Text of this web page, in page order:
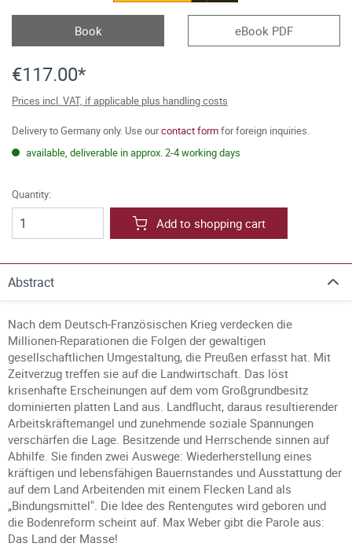
Book eBook PDF
€117.00*
Prices incl. VAT, if applicable plus handling costs
Delivery to Germany only. Use ourcontact formfor foreign inquiries.
available, deliverable in approx. 2-4 working days
Quantity:
Add to shopping cart
Abstract
Nach dem Deutsch-Französischen Krieg verdecken die
Millionen-Reparationen die Folgen der gewaltigen
gesellschaftlichen Umgestaltung, die Preußen erfasst hat. Mit
Zeitverzug treffen sie auf die Landwirtschaft. Das löst
krisenhafte Erscheinungen auf dem vom Großgrundbesitz
dominierten platten Land aus. Landflucht, daraus resultierender
Arbeitskräftemangel und zunehmende soziale Spannungen
verschärfen die Lage. Besitzende und Herrschende sinnen auf
Abhilfe. Sie finden zwei Auswege: Wiederherstellung eines
kräftigen und lebensfähigen Bauernstandes und Ausstattung der
auf dem Land Arbeitenden mit einem Flecken Land als
„Bindungsmittel". Die Idee des Rentengutes wird geboren und
die Bodenreform scheint auf. Max Weber gibt die Parole aus:
Das Land der Masse!